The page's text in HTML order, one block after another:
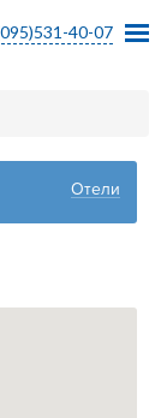
40-07
Отели